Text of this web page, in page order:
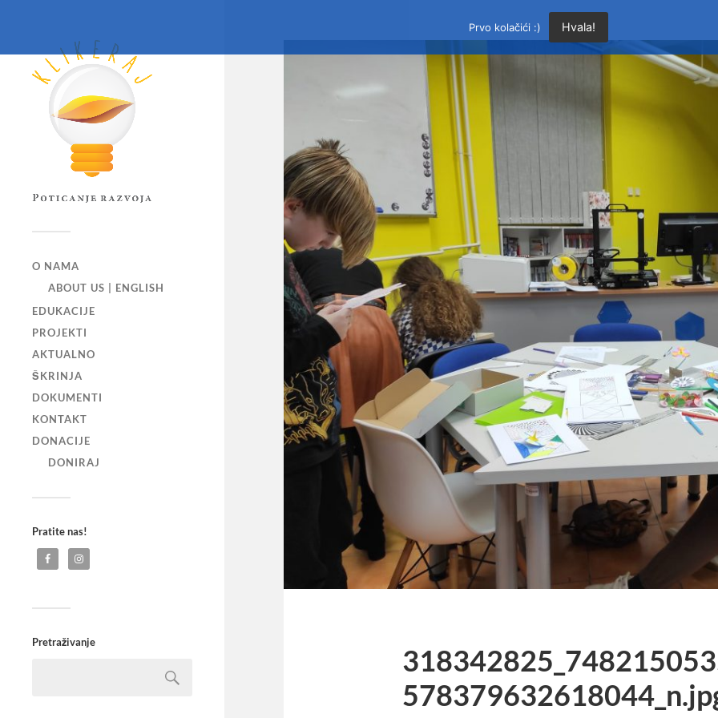
O NAMA
ABOUT US | ENGLISH
EDUKACIJE
PROJEKTI
AKTUALNO
ŠKRINJA
DOKUMENTI
KONTAKT
DONACIJE
DONIRAJ
Pratite nas!
Pretraživanje
Prvo kolačići :) Hvala!